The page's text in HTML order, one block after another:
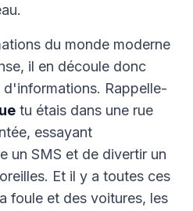
du monde moderne
il en découle donc
Rappelle-
tu étais dans une rue
essayant
un SMS et de divertir un
Et il y a toutes ces
foule et des voitures, les